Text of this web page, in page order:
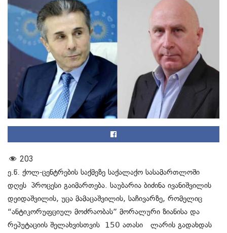
203
ე.წ. ქოლ-ცენტრების საქმეზე საქალაქო სასამართლოში
დღეს პროცესი გაიმართება. საუბარია ბიძინა ივანიშვილის
დეიდაშვილის, უცა მამაცაშვილის, საჩივარზე, რომელიც
“ანტიკორუფციულ მოძრაობას” მორალური ზიანისა და
რეპუტაციის შელახვისთვის 150 ათასი ლარის გადახდას